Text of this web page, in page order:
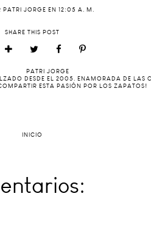
PATRI JORGE EN 12:05 A. M.
SHARE THIS POST
PATRI JORGE
DESDE EL 2005. ENAMORADA DE
ESTA PASIÓN POR LOS ZAPATOS!
INICIO